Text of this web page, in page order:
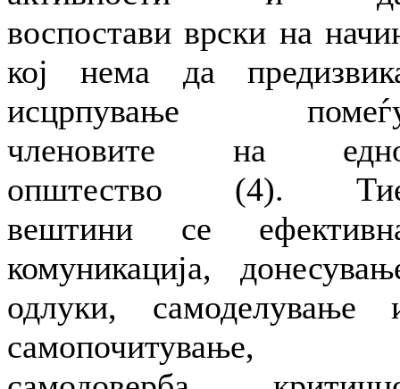
воспостави врски на
кој нема да
исцрпување
членовите на
општество (4).
вештини се
комуникација,
одлуки, самоделување
самопочитување,